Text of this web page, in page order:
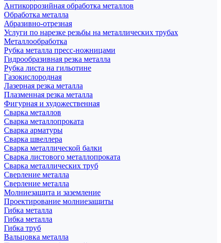
Антикоррозийная обработка металлов
Обработка металла
Абразивно-отрезная
Услуги по нарезке резьбы на металлических трубах
Металлообработка
Рубка металла пресс-ножницами
Гидрообразивная резка металла
Рубка листа на гильотине
Газокислородная
Лазерная резка металла
Плазменная резка металла
Фигурная и художественная
Сварка металлов
Сварка металлопроката
Сварка арматуры
Сварка швеллера
Сварка металлической балки
Сварка листового металлопроката
Сварка металлических труб
Сверление металла
Сверление металла
Молниезащита и заземление
Проектирование молниезащиты
Гибка металла
Гибка металла
Гибка труб
Вальцовка металла